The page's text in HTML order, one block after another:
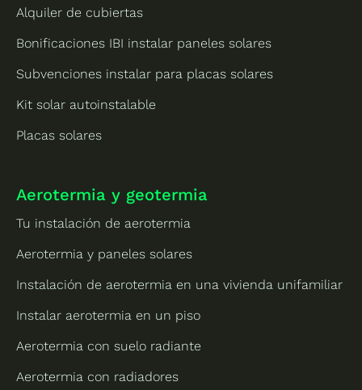
Alquiler de cubiertas
Bonificaciones IBI instalar paneles solares
Subvenciones instalar para placas solares
Kit solar autoinstalable
Placas solares
Aerotermia y geotermia
Tu instalación de aerotermia
Aerotermia y paneles solares
Instalación de aerotermia en una vivienda unifamiliar
Instalar aerotermia en un piso
Aerotermia con suelo radiante
Aerotermia con radiadores